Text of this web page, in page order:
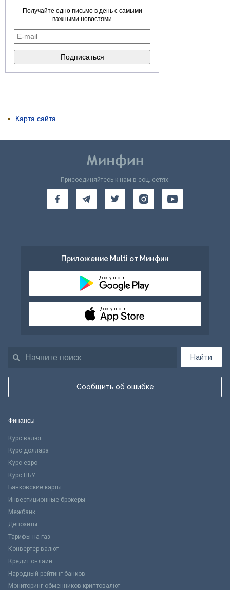
Получайте одно письмо в день с самыми
важными новостями
Карта сайта
Найти
Сообщить об ошибке
Присоединяйтесь к нам в соц. сетях:
Приложение Multi от Минфин
Доступно в
Доступно в
Финансы
Курс валют
Курс доллара
Курс евро
Курс НБУ
Банковские карты
Инвестиционные брокеры
Межбанк
Депозиты
Тарифы на газ
Конвертер валют
Кредит онлайн
Народный рейтинг банков
Мониторинг обменников криптовалют